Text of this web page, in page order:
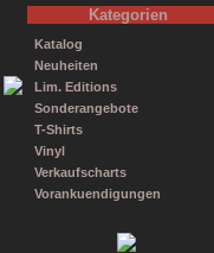
Kategorien
Katalog
Neuheiten
Lim. Editions
Sonderangebote
T-Shirts
Vinyl
Verkaufscharts
Vorankuendigungen